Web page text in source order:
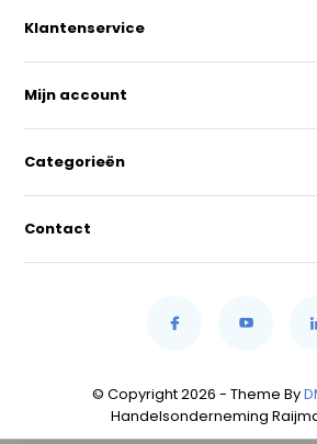
Klantenservice
Mijn account
Categorieën
Contact
© Copyright 2026 - Theme By
Handelsonderneming